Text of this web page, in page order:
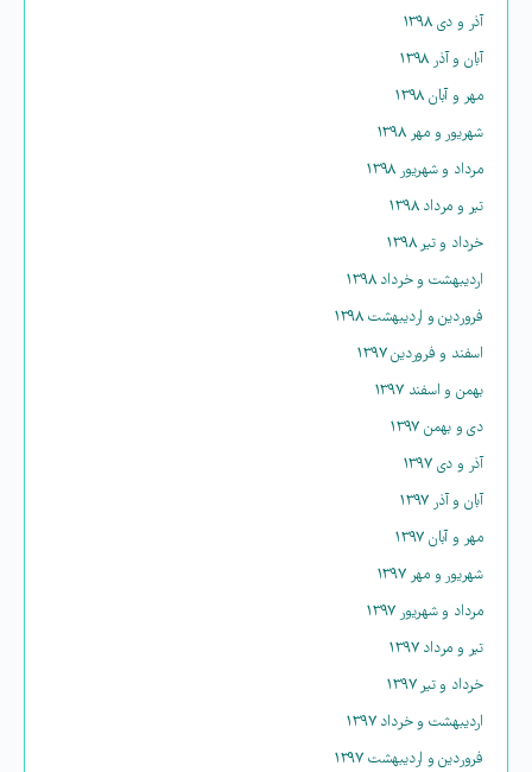
آذر و دی ۱۳۹۸
آبان و آذر ۱۳۹۸
مهر و آبان ۱۳۹۸
شهریور و مهر ۱۳۹۸
مرداد و شهریور ۱۳۹۸
تیر و مرداد ۱۳۹۸
خرداد و تیر ۱۳۹۸
اردیبهشت و خرداد ۱۳۹۸
فروردین و اردیبهشت ۱۳۹۸
اسفند و فروردین ۱۳۹۷
بهمن و اسفند ۱۳۹۷
دی و بهمن ۱۳۹۷
آذر و دی ۱۳۹۷
آبان و آذر ۱۳۹۷
مهر و آبان ۱۳۹۷
شهریور و مهر ۱۳۹۷
مرداد و شهریور ۱۳۹۷
تیر و مرداد ۱۳۹۷
خرداد و تیر ۱۳۹۷
اردیبهشت و خرداد ۱۳۹۷
فروردین و اردیبهشت ۱۳۹۷